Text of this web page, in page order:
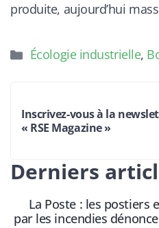
produite, aujourd’hui
Catégories
Écologie industrielle,
Inscrivez-vous à la
« RSE Magazine »
Derniers
La Poste : les postiers
par les incendies